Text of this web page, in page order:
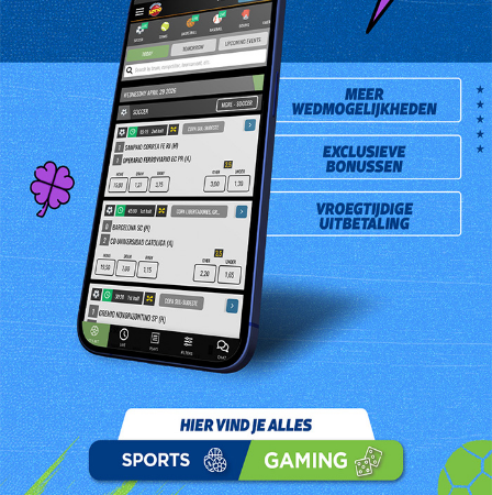
combinatie bij Billiton Store gevestigd aan de Meursweg 67.
De heer Harold Sijpenhof is de High Five winnaar van dinsdag 12
maart 2013. Hij kocht het winnend lot bij A.Kiemfa Supermarkt
gevestigd aan de Marowijnestraat 102.
Prev
Next
Opwaarderen